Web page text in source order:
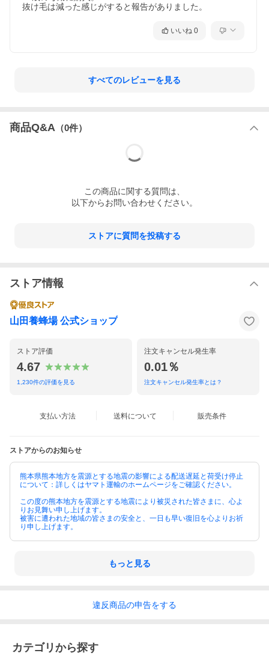
抜け毛は減った感じがすると報告がありました。
いいね 0
すべてのレビューを見る
商品Q&A （0件）
この商品に関する質問は、
以下からお問い合わせください。
ストアに質問を投稿する
ストア情報
山田養蜂場 公式ショップ
ストア評価
4.67
1,230件の評価を見る
注文キャンセル発生率
0.01％
注文キャンセル発生率とは？
支払い方法 送料について 販売条件
ストアからのお知らせ
熊本県熊本地方を震源とする地震の影響による配送遅延と荷受け停止
について：詳しくはヤマト運輸のホームページをご確認ください。
この度の熊本地方を震源とする地震により被災された皆さまに、心よ
りお見舞い申し上げます。
被害に遭われた地域の皆さまの安全と、一日も早い復旧を心よりお祈
り申し上げます。
もっと見る
違反商品の申告をする
カテゴリから探す